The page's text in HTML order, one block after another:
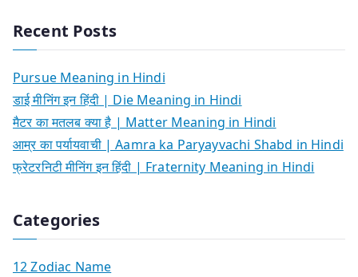
Recent Posts
Pursue Meaning in Hindi
डाई मीनिंग इन हिंदी | Die Meaning in Hindi
मैटर का मतलब क्या है | Matter Meaning in Hindi
आम्र का पर्यायवाची | Aamra ka Paryayvachi Shabd in Hindi
फ्रेटरनिटी मीनिंग इन हिंदी | Fraternity Meaning in Hindi
Categories
12 Zodiac Name